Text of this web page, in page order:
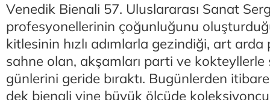
Venedik Bienali 57. Uluslararası Sanat
profesyonellerinin çoğunluğunu
kitlesinin hızlı adımlarla gezindiği, art
sahne olan, akşamları parti ve kokteyllerle
günlerini geride bıraktı. Bugünlerden
dek bienali yine büyük ölçüde